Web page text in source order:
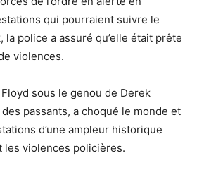
qui pourraient suivre le
la police a assuré qu’elle était prête
violences.
Floyd sous le genou de Derek
passants, a choqué le monde et
d’une ampleur historique
les violences policières.